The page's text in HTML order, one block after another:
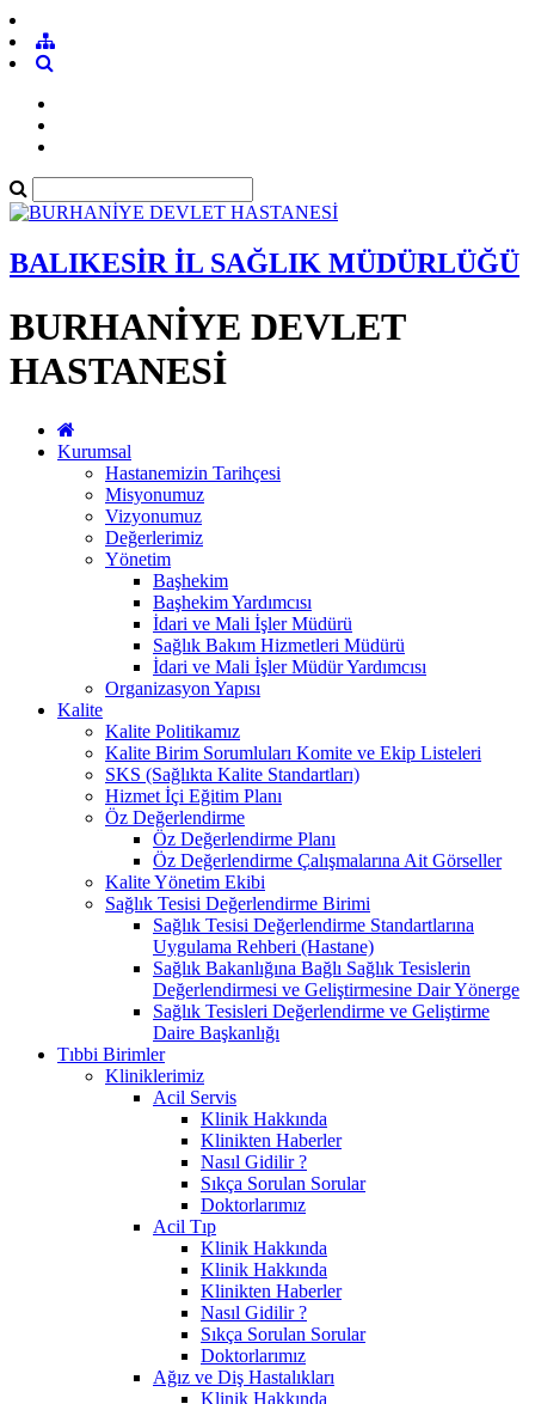
BALIKESİR İL SAĞLIK MÜDÜRLÜĞÜ
BURHANİYE DEVLET
HASTANESİ
Kurumsal
Hastanemizin Tarihçesi
Misyonumuz
Vizyonumuz
Değerlerimiz
Yönetim
Başhekim
Başhekim Yardımcısı
İdari ve Mali İşler Müdürü
Sağlık Bakım Hizmetleri Müdürü
İdari ve Mali İşler Müdür Yardımcısı
Organizasyon Yapısı
Kalite
Kalite Politikamız
Kalite Birim Sorumluları Komite ve Ekip Listeleri
SKS (Sağlıkta Kalite Standartları)
Hizmet İçi Eğitim Planı
Öz Değerlendirme
Öz Değerlendirme Planı
Öz Değerlendirme Çalışmalarına Ait Görseller
Kalite Yönetim Ekibi
Sağlık Tesisi Değerlendirme Birimi
Sağlık Tesisi Değerlendirme Standartlarına
Uygulama Rehberi (Hastane)
Sağlık Bakanlığına Bağlı Sağlık Tesislerin
Değerlendirmesi ve Geliştirmesine Dair Yönerge
Sağlık Tesisleri Değerlendirme ve Geliştirme
Daire Başkanlığı
Tıbbi Birimler
Kliniklerimiz
Acil Servis
Klinik Hakkında
Klinikten Haberler
Nasıl Gidilir ?
Sıkça Sorulan Sorular
Doktorlarımız
Acil Tıp
Klinik Hakkında
Klinik Hakkında
Klinikten Haberler
Nasıl Gidilir ?
Sıkça Sorulan Sorular
Doktorlarımız
Ağız ve Diş Hastalıkları
Klinik Hakkında